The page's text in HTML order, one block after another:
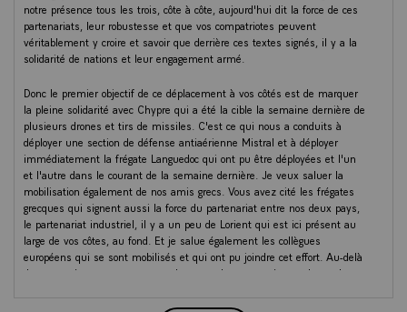
notre présence tous les trois, côte à côte, aujourd'hui dit la force de ces
partenariats, leur robustesse et que vos compatriotes peuvent
véritablement y croire et savoir que derrière ces textes signés, il y a la
solidarité de nations et leur engagement armé.
Donc le premier objectif de ce déplacement à vos côtés est de marquer
la pleine solidarité avec Chypre qui a été la cible la semaine dernière de
plusieurs drones et tirs de missiles. C'est ce qui nous a conduits à
déployer une section de défense antiaérienne Mistral et à déployer
immédiatement la frégate Languedoc qui ont pu être déployées et l'un
et l'autre dans le courant de la semaine dernière. Je veux saluer la
mobilisation également de nos amis grecs. Vous avez cité les frégates
grecques qui signent aussi la force du partenariat entre nos deux pays,
le partenariat industriel, il y a un peu de Lorient qui est ici présent au
large de vos côtes, au fond. Et je salue également les collègues
européens qui se sont mobilisés et qui ont pu joindre cet effort. Au-delà
de cette présence, comme vous le savez, le groupe aéronaval avec le
pour contribuer à la posture de défense d'ensemble et assurer celle-ci